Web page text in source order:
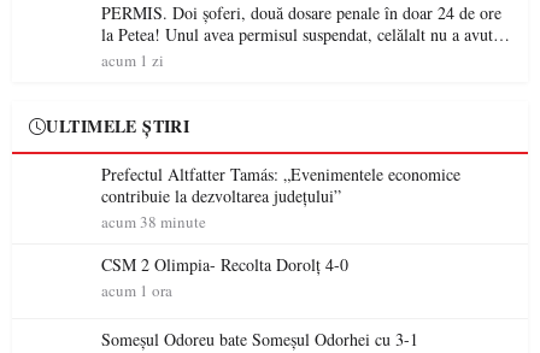
PERMIS. Doi șoferi, două dosare penale în doar 24 de ore
la Petea! Unul avea permisul suspendat, celălalt nu a avut
niciodată permis
acum 1 zi
ULTIMELE ȘTIRI
Prefectul Altfatter Tamás: „Evenimentele economice
contribuie la dezvoltarea județului”
acum 38 minute
CSM 2 Olimpia- Recolta Dorolț 4-0
acum 1 ora
Someșul Odoreu bate Someșul Odorhei cu 3-1